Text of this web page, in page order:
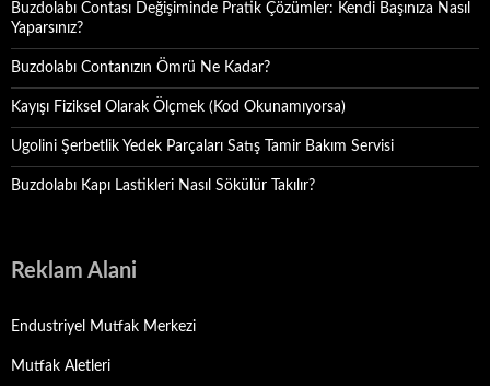
Buzdolabı Contası Değişiminde Pratik Çözümler: Kendi Başınıza Nasıl
Yaparsınız?
Buzdolabı Contanızın Ömrü Ne Kadar?
Kayışı Fiziksel Olarak Ölçmek (Kod Okunamıyorsa)
Ugolini Şerbetlik Yedek Parçaları Satış Tamir Bakım Servisi
Buzdolabı Kapı Lastikleri Nasıl Sökülür Takılır?
Reklam Alani
Endustriyel Mutfak Merkezi
Mutfak Aletleri